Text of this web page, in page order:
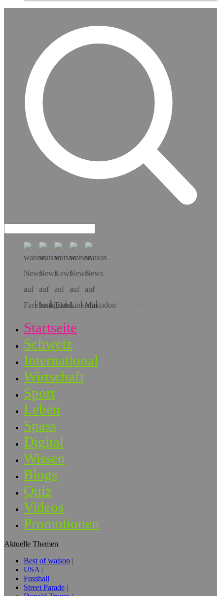
Hol dir die App!
Startseite
Schweiz
International
Wirtschaft
Sport
Leben
Spass
Digital
Wissen
Blogs
Quiz
Videos
Promotionen
Aktuelle Themen
Best of watson
USA
Fussball
Street Parade